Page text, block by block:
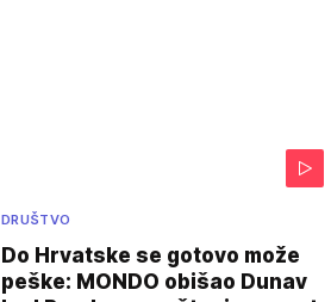
DRUŠTVO
Do Hrvatske se gotovo može
peške: MONDO obišao Dunav